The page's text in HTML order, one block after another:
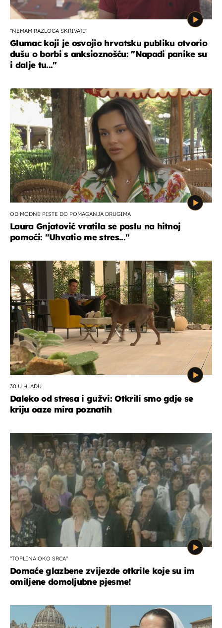
"NEMAM RAZLOGA SKRIVATI"
Glumac koji je osvojio hrvatsku publiku otvorio
dušu o borbi s anksioznošću: "Napadi panike su
i dalje tu..."
OD MODNE PISTE DO POMAGANJA DRUGIMA
Laura Gnjatović vratila se poslu na hitnoj
pomoći: "Uhvatio me stres..."
30 U HLADU
Daleko od stresa i gužvi: Otkrili smo gdje se
kriju oaze mira poznatih
"TOPLINA OKO SRCA"
Domaće glazbene zvijezde otkrile koje su im
omiljene domoljubne pjesme!